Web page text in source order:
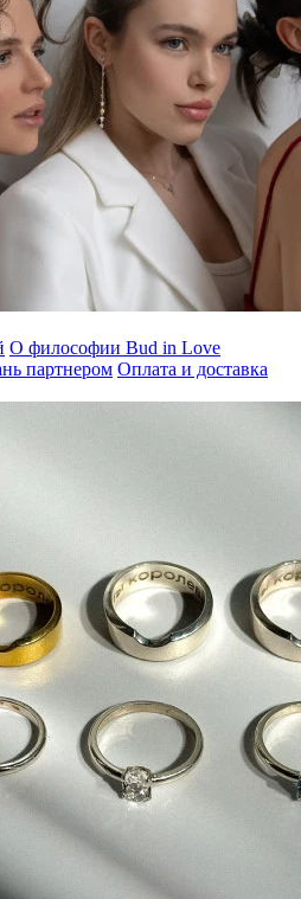
О философии Bud in Love
партнером Оплата и доставка